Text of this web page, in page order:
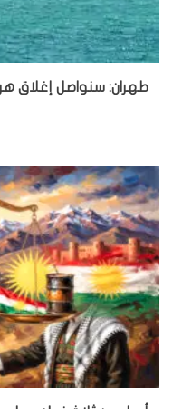
طهران: سنواصل إغلاق